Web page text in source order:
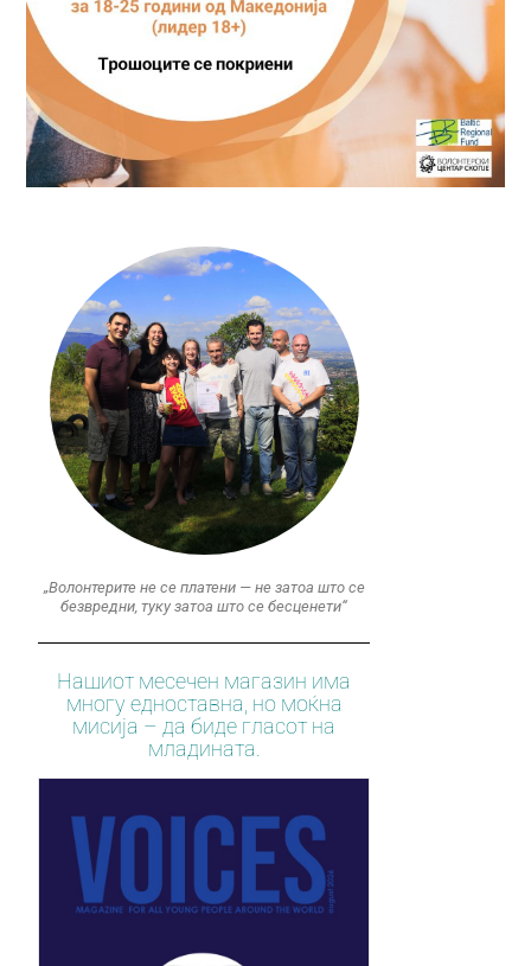
„Волонтерите не се платени — не затоа што се
безвредни, туку затоа што се бесценети“
Нашиот месечен магазин има
многу едноставна, но моќна
мисија – да биде гласот на
младината.